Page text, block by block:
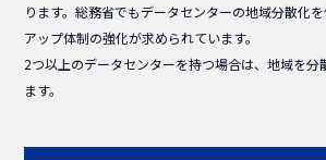
ります。総務省でもデータセンターの地域分散化
アップ体制の強化が求められています。
2つ以上のデータセンターを持つ場合は、地域を分
ます。